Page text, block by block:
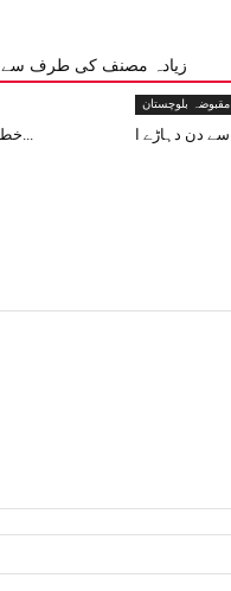
زیادہ مصنف کی طرف سے
خطے میں اب ایک نیوآرڈر نا...
مقبوضہ بلوچستان